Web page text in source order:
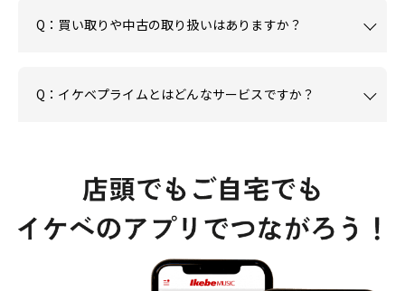
Q：買い取りや中古の取り扱いはありますか？
Q：イケベプライムとはどんなサービスですか？